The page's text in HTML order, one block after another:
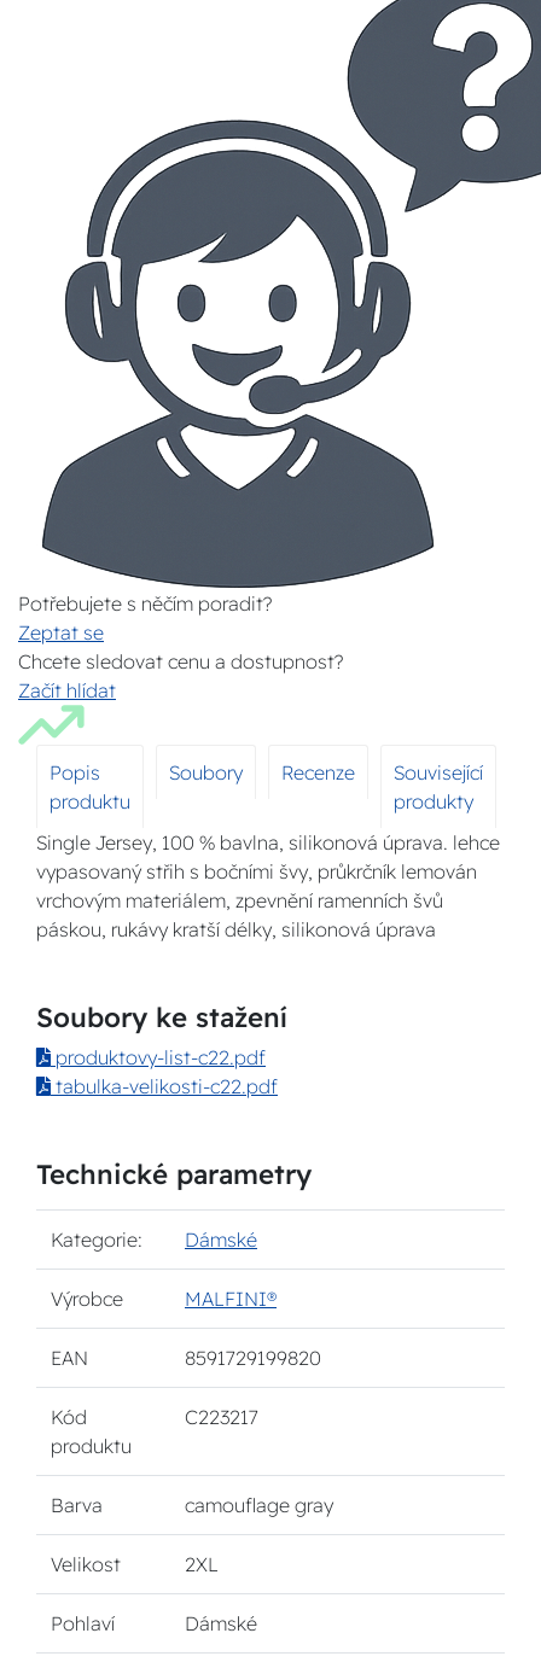
Potřebujete s něčím poradit?
Zeptat se
Chcete sledovat cenu a dostupnost?
Začít hlídat
Popis
produktu
Soubory Recenze
Související
produkty
Single Jersey, 100 % bavlna, silikonová úprava. lehce
vypasovaný střih s bočními švy, průkrčník lemován
vrchovým materiálem, zpevnění ramenních švů
páskou, rukávy kratší délky, silikonová úprava
Soubory ke stažení
produktovy-list-c22.pdf
tabulka-velikosti-c22.pdf
Technické parametry
Kategorie: Dámské
Výrobce MALFINI®
EAN 8591729199820
Kód
produktu
C223217
Barva camouflage gray
Velikost 2XL
Pohlaví Dámské